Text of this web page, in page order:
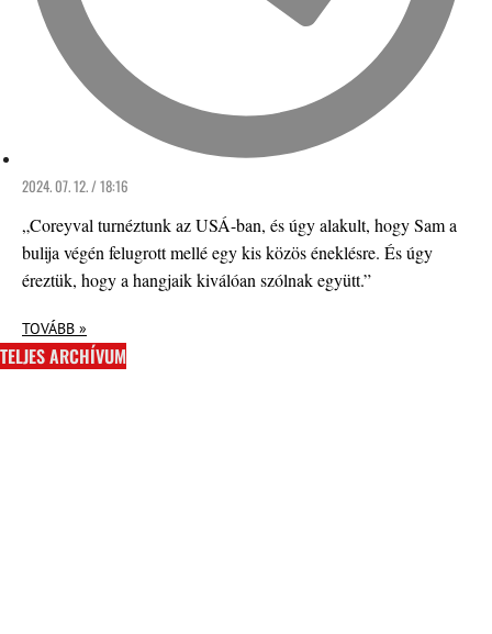
2024. 07. 12. / 18:16
„Coreyval turnéztunk az USÁ-ban, és úgy alakult, hogy Sam a
bulija végén felugrott mellé egy kis közös éneklésre. És úgy
éreztük, hogy a hangjaik kiválóan szólnak együtt.”
TOVÁBB »
TELJES ARCHÍVUM